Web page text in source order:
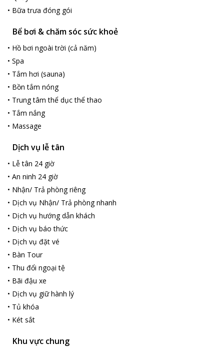
loading...
• Bữa trưa đóng gói
Bể bơi & chăm sóc sức khoẻ
• Hồ bơi ngoài trời (cả năm)
• Spa
• Tắm hơi (sauna)
• Bồn tắm nóng
• Trung tâm thể dục thể thao
• Tắm nắng
• Massage
Dịch vụ lễ tân
• Lễ tân 24 giờ
• An ninh 24 giờ
• Nhận/ Trả phòng riêng
• Dịch vụ Nhận/ Trả phòng nhanh
• Dịch vụ hướng dẫn khách
• Dịch vụ báo thức
• Dịch vụ đặt vé
• Bàn Tour
• Thu đổi ngoại tệ
• Bãi đậu xe
• Dịch vụ giữ hành lý
• Tủ khóa
• Két sắt
Khu vực chung